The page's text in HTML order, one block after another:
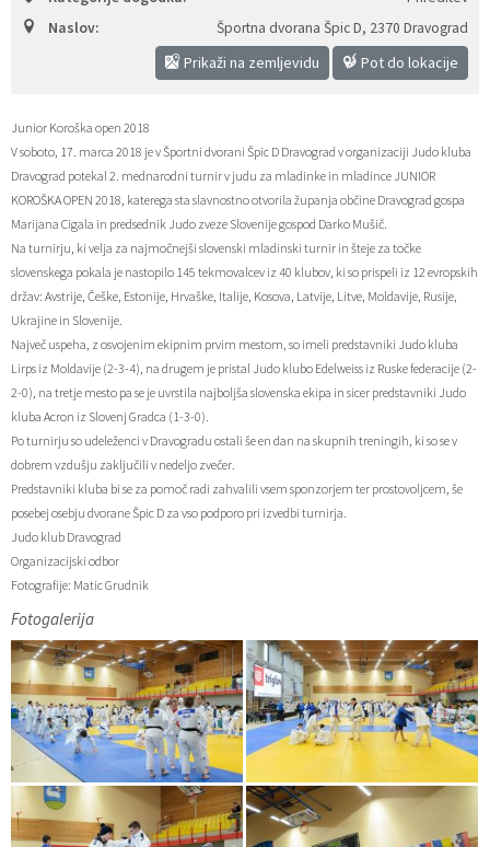
Naslov:
Športna dvorana Špic D, 2370 Dravograd
Prikaži na zemljevidu Pot do lokacije
Junior Koroška open 2018
V soboto, 17. marca 2018 je v Športni dvorani Špic D Dravograd v organizaciji Judo kluba
Dravograd potekal 2. mednarodni turnir v judu za mladinke in mladince JUNIOR
KOROŠKA OPEN 2018, katerega sta slavnostno otvorila županja občine Dravograd gospa
Marijana Cigala in predsednik Judo zveze Slovenije gospod Darko Mušič.
Na turnirju, ki velja za najmočnejši slovenski mladinski turnir in šteje za točke
slovenskega pokala je nastopilo 145 tekmovalcev iz 40 klubov, ki so prispeli iz 12 evropskih
držav: Avstrije, Češke, Estonije, Hrvaške, Italije, Kosova, Latvije, Litve, Moldavije, Rusije,
Ukrajine in Slovenije.
Največ uspeha, z osvojenim ekipnim prvim mestom, so imeli predstavniki Judo kluba
Lirps iz Moldavije (2-3-4), na drugem je pristal Judo klubo Edelweiss iz Ruske federacije (2-
2-0), na tretje mesto pa se je uvrstila najboljša slovenska ekipa in sicer predstavniki Judo
kluba Acron iz Slovenj Gradca (1-3-0).
Po turnirju so udeleženci v Dravogradu ostali še en dan na skupnih treningih, ki so se v
dobrem vzdušju zaključili v nedeljo zvečer.
Predstavniki kluba bi se za pomoč radi zahvalili vsem sponzorjem ter prostovoljcem, še
posebej osebju dvorane Špic D za vso podporo pri izvedbi turnirja.
Judo klub Dravograd
Organizacijski odbor
Fotografije: Matic Grudnik
Fotogalerija
Zaščita prijaviteljev
Katalog informacij javnega značaja
Fotogalerija
Organigram
Uradne ure
Svet za preventivo in vzgojo v cestnem prometu
Sosvet Občine Dravograd in Policijske postaje Dravograd
Svet koroške regije
Javni razpisi in objave
Lokalne volitve
Projekti in investicije
Strategije Občine Dravograd - Lokalni program za kulturo Občine Dravograd za obdobje 2024–2028
Z mladinskim delom proti prekarnosti mladih – pilotni projekt – DRAVIT DRAVOGRAD
Celostna prometna strategija
Lokalni program za mladino 2023 – 2028
Občinski predpisi
Občinski časopis
Proračun občine
Izleti in poti
3D predstavitev občine
Virtualna panorama